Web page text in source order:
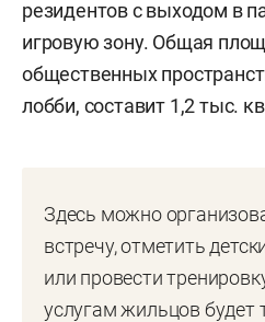
резидентов с выходом в
игровую зону. Общая
общественных
лобби, составит 1,2 тыс.
Здесь можно
встречу, отметить
или провести
услугам жильцов будет